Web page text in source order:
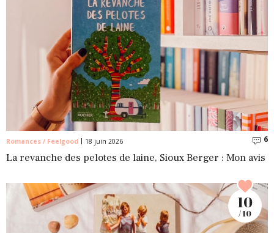
Romances / Feelgood 18 juin 2026 6
La revanche des pelotes de laine, Sioux Berger : Mon avis
10
/ 10